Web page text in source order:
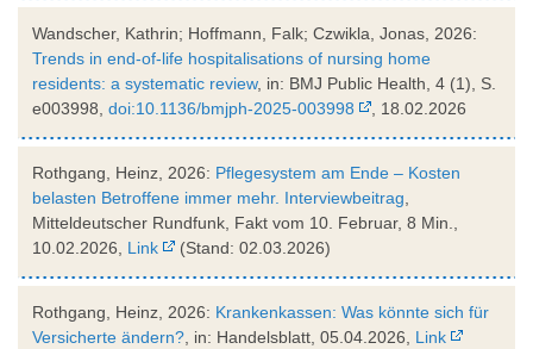
Wandscher, Kathrin; Hoffmann, Falk; Czwikla, Jonas, 2026:
Trends in end-of-life hospitalisations of nursing home
residents: a systematic review, in: BMJ Public Health, 4 (1), S.
e003998, doi:10.1136/bmjph-2025-003998 , 18.02.2026
Rothgang, Heinz, 2026: Pflegesystem am Ende – Kosten
belasten Betroffene immer mehr. Interviewbeitrag
Mitteldeutscher Rundfunk, Fakt vom 10. Februar, 8 Min.,
10.02.2026, Link (Stand: 02.03.2026)
Rothgang, Heinz, 2026: Krankenkassen: Was könnte sich für
Versicherte ändern? , in: Handelsblatt, 05.04.2026, Link